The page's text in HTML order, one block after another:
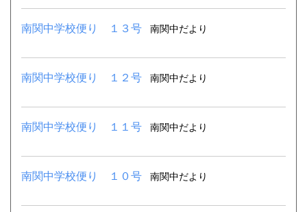
南関中学校便り １３号 南関中だより
南関中学校便り １２号 南関中だより
南関中学校便り １１号 南関中だより
南関中学校便り １０号 南関中だより